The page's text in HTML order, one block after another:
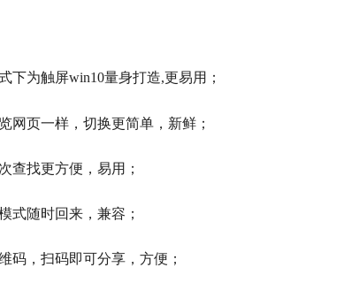
下为触屏win10量身打造,更易用；
网页一样，切换更简单，新鲜；
查找更方便，易用；
式随时回来，兼容；
码，扫码即可分享，方便；